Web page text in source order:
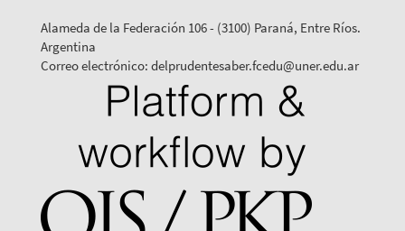
Alameda de la Federación 106 - (3100) Paraná, Entre Ríos.
Argentina
Correo electrónico: delprudentesaber.fcedu@uner.edu.ar